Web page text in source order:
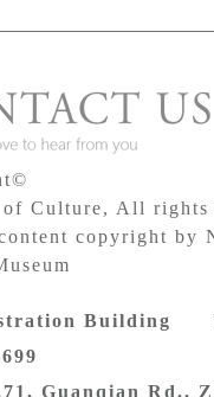
Culture, All rights
copyright by
Building
Guanqian Rd.,